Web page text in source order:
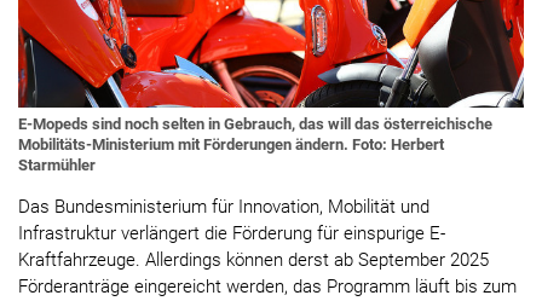
E-Mopeds sind noch selten in Gebrauch, das will das österreichische
Mobilitäts-Ministerium mit Förderungen ändern. Foto: Herbert
Starmühler
Das Bundesministerium für Innovation, Mobilität und
Infrastruktur verlängert die Förderung für einspurige E-
Kraftfahrzeuge. Allerdings können derst ab September 2025
Förderanträge eingereicht werden, das Programm läuft bis zum